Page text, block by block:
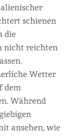
schienen
die
nicht reichten
Wetter
dem
Während
ansehen, wie